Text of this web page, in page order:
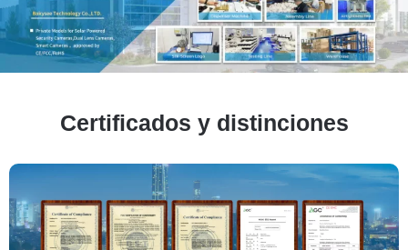
Certificados y distinciones